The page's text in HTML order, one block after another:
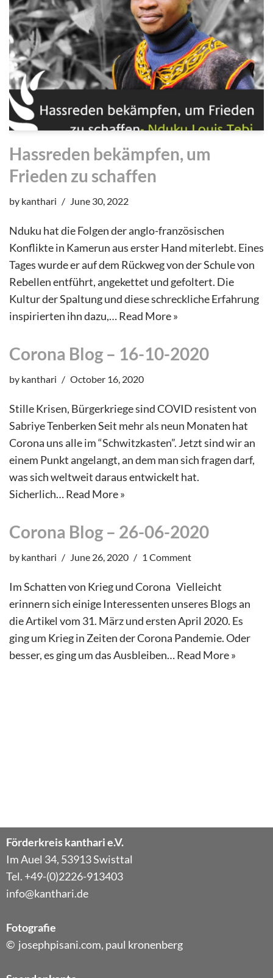
Hassreden bekämpfen, um
Frieden zu schaffen
by kanthari June 30, 2022
Nduku hat die Folgen der anglo-französischen
Konflikte in Kamerun aus erster Hand miterlebt. Eines
Tages wurde er auf dem Rückweg von der Schule von
Rebellen entführt, angekettet und gefoltert. Die
Kultur der Spaltung und diese schreckliche Erfahrung
inspirierten ihn dazu,…Read More »
Corona Blog – 16-10-2020
by kanthari October 16, 2020
Stille Krisen, Bürgerkriege sind COVID resistent von
Sabriye Tenberken Seit mehr als neun Monaten hat
Corona uns alle im “Schwitzkasten”. Jetzt sind wir an
einem Punkt angelangt, an dem man sich fragen darf,
was sich weltweit daraus entwickelt hat.
Sicherlich…Read More »
Corona Blog – 26-06-2020
by kanthari June 26, 2020 1 Comment
Im Schatten von Krieg und Corona Vielleicht
erinnern sich einige Interessenten unseres Blogs an
die Artikel vom 31. März und ersten April 2020. Es
ging um Krieg in Zeiten der Corona Pandemie. Oder
besser, es ging um das Ausbleiben…Read More »
Förderkreis kanthari e.V.
Im Auel 34, 53913 Swisttal
Tel. +49-(0)2226-913403
info@kanthari.de
Fotografie
© josephpisani.com, paul kronenberg